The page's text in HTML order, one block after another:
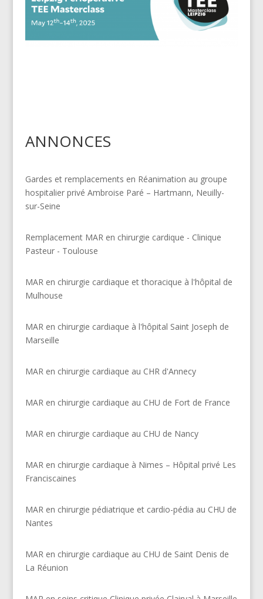
ANNONCES
Gardes et remplacements en Réanimation au groupe
hospitalier privé Ambroise Paré – Hartmann, Neuilly-
sur-Seine
Remplacement MAR en chirurgie cardique - Clinique
Pasteur - Toulouse
MAR en chirurgie cardiaque et thoracique à l'hôpital de
Mulhouse
MAR en chirurgie cardiaque à l'hôpital Saint Joseph de
Marseille
MAR en chirurgie cardiaque au CHR d'Annecy
MAR en chirurgie cardiaque au CHU de Fort de France
MAR en chirurgie cardiaque au CHU de Nancy
MAR en chirurgie cardiaque à Nimes – Hôpital privé Les
Franciscaines
MAR en chirurgie pédiatrique et cardio-pédia au CHU de
Nantes
MAR en chirurgie cardiaque au CHU de Saint Denis de
La Réunion